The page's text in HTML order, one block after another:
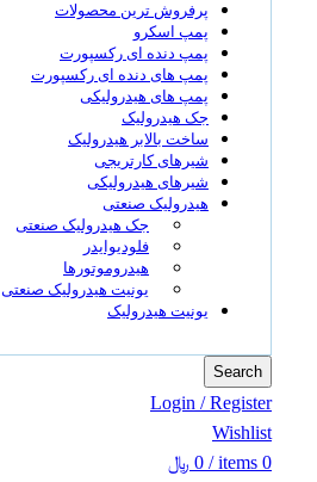
پرفروش ترین محصولات
پمپ اسکرو
پمپ دنده ای رکسپورت
پمپ های دنده ای رکسپورت
پمپ های هیدرولیکی
جک هیدرولیک
ساخت بالابر هیدرولیک
شیرهای کارتریجی
شیرهای هیدرولیکی
هیدرولیک صنعتی
جک هیدرولیک صنعتی
فلودیوایدر
هیدروموتورها
یونیت هیدرولیک صنعتی
یونیت هیدرولیک
Search
Login / Register
Wishlist
0
items
/
0 ﷼